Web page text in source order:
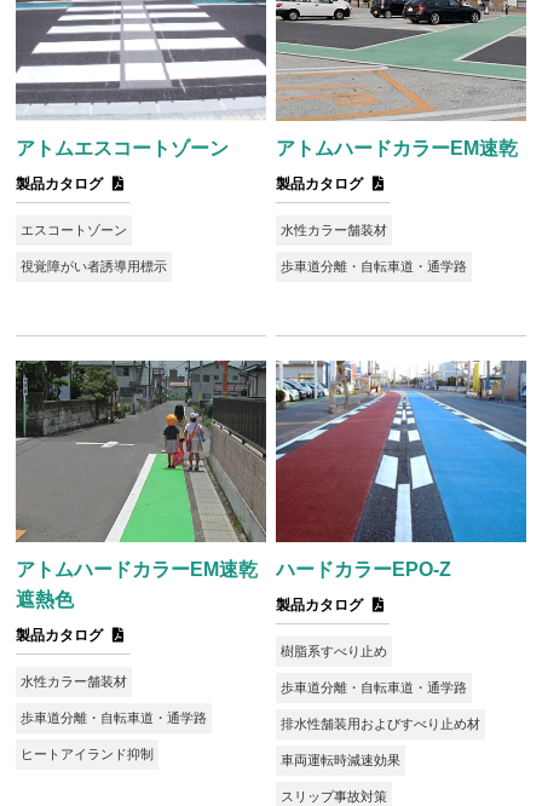
アトムエスコートゾーン
製品カタログ
エスコートゾーン
視覚障がい者誘導用標示
アトムハードカラーEM速乾
製品カタログ
水性カラー舗装材
歩車道分離・自転車道・通学路
アトムハードカラーEM速乾
遮熱色
製品カタログ
水性カラー舗装材
歩車道分離・自転車道・通学路
ヒートアイランド抑制
ハードカラーEPO-Z
製品カタログ
樹脂系すべり止め
歩車道分離・自転車道・通学路
排水性舗装用およびすべり止め材
車両運転時減速効果
スリップ事故対策